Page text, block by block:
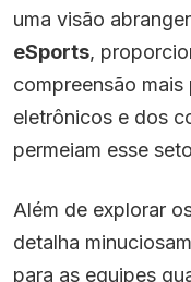
uma visão
eSports,
compreensão
eletrônicos e dos
permeiam esse
Além de explorar
detalha
para as equipes